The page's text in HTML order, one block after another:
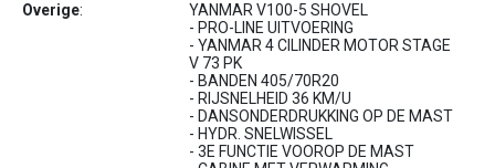
Overige:
YANMAR V100-5 SHOVEL
- PRO-LINE UITVOERING
- YANMAR 4 CILINDER MOTOR STAGE
V 73 PK
- BANDEN 405/70R20
- RIJSNELHEID 36 KM/U
- DANSONDERDRUKKING OP DE MAST
- HYDR. SNELWISSEL
- 3E FUNCTIE VOOROP DE MAST